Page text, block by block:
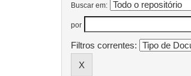
Buscar em:
por
Filtros correntes: